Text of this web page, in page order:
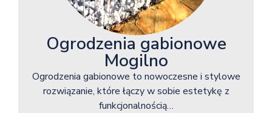
Ogrodzenia gabionowe
Mogilno
Ogrodzenia gabionowe to nowoczesne i stylowe
rozwiązanie, które łączy w sobie estetykę z
funkcjonalnością…